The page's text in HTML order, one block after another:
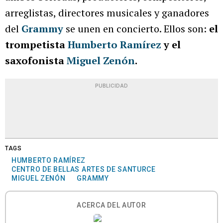
arreglistas, directores musicales y ganadores
del Grammy se unen en concierto. Ellos son: el
trompetistaHumberto Ramírezy el
saxofonistaMiguel Zenón.
PUBLICIDAD
TAGS
HUMBERTO RAMÍREZ
CENTRO DE BELLAS ARTES DE SANTURCE
MIGUEL ZENÓN
GRAMMY
ACERCA DEL AUTOR